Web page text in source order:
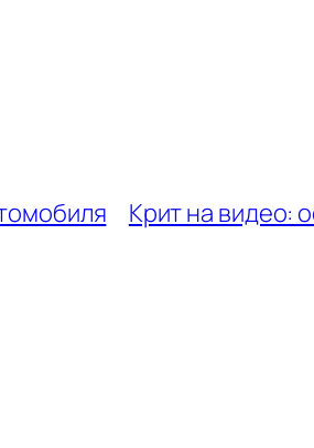
Крит на видео: